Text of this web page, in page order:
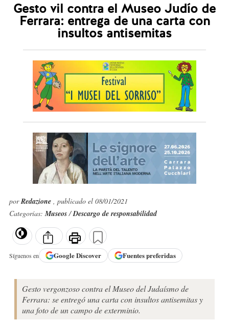
Gesto vil contra el Museo Judío de
Ferrara: entrega de una carta con
insultos antisemitas
porRedazione , publicado el 08/01/2021
Categorías:Museos/Descargo de responsabilidad
Síguenos en GoogleDiscover Fuentes preferidas
Gesto vergonzoso contra el Museo del Judaísmo de
Ferrara: se entregó una carta con insultos antisemitas y
una foto de un campo de exterminio.